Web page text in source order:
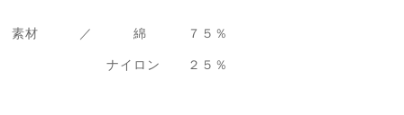
素材 ／ 綿 ７５％
ナイロン ２５％